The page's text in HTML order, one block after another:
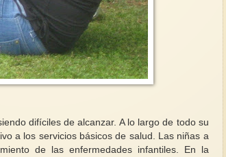
difíciles de alcanzar. A lo largo de todo su
a los servicios básicos de salud. Las niñas a
de las enfermedades infantiles. En la